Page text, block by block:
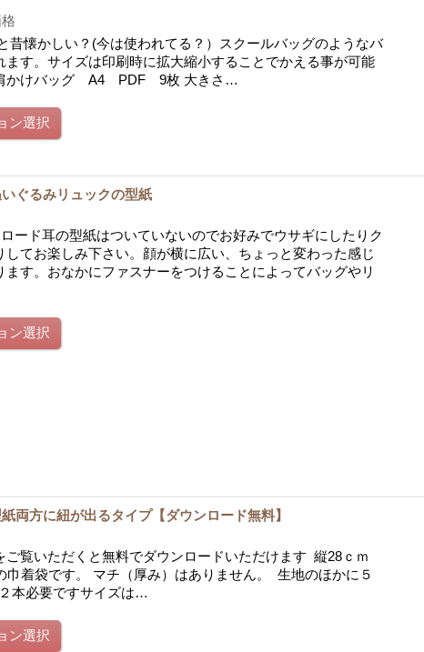
昔懐かしい？(今は使われてる？）スクールバッグのようなバ
ます。サイズは印刷時に拡大縮小することでかえる事が可能
かけバッグ A4 PDF 9枚 大きさ…
いぐるみリュックの型紙
ード耳の型紙はついていないのでお好みでウサギにしたりク
してお楽しみ下さい。顔が横に広い、ちょっと変わった感じ
ます。おなかにファスナーをつけることによってバッグやリ
両方に紐が出るタイプ【ダウンロード無料】
ご覧いただくと無料でダウンロードいただけます 縦28ｃｍ
巾着袋です。 マチ（厚み）はありません。 生地のほかに５
本必要ですサイズは…